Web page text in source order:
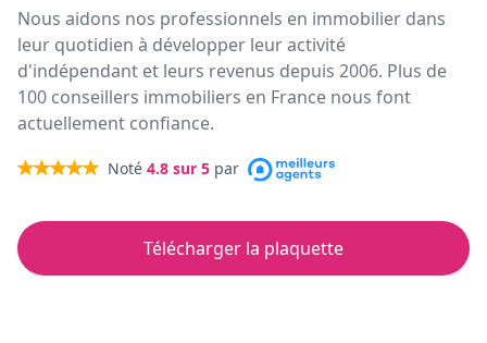
Nous aidons nos professionnels en immobilier dans
leur quotidien à développer leur activité
d'indépendant et leurs revenus depuis 2006. Plus de
100 conseillers immobiliers en France nous font
actuellement confiance.
Noté 4.8 sur 5 par
Télécharger la plaquette